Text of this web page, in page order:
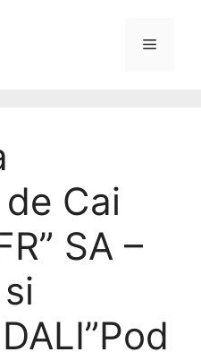
Cai
SA –